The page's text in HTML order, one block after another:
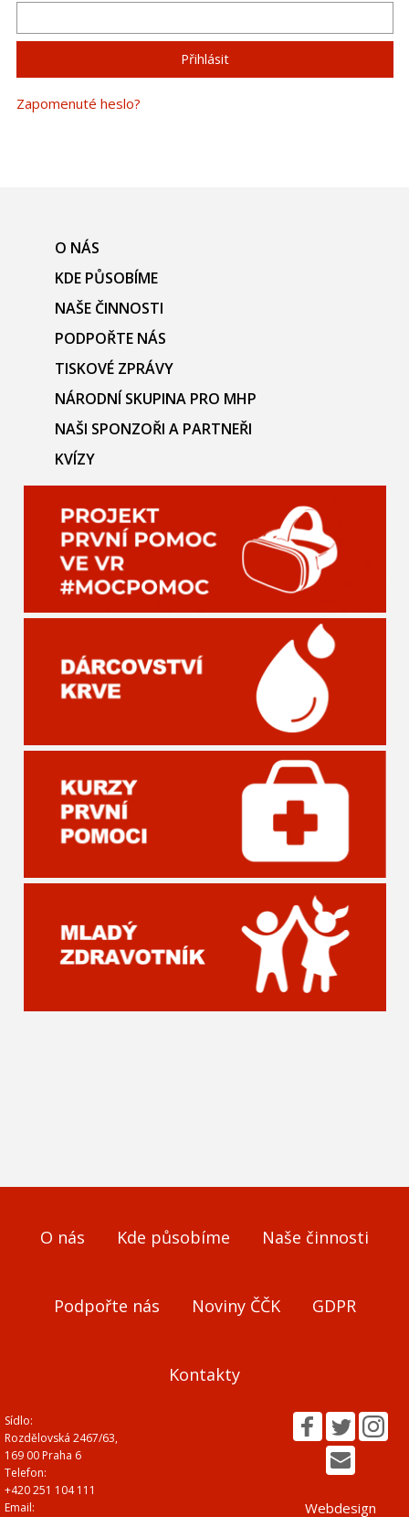
Zapomenuté heslo?
O NÁS
KDE PŮSOBÍME
NAŠE ČINNOSTI
PODPOŘTE NÁS
TISKOVÉ ZPRÁVY
NÁRODNÍ SKUPINA PRO MHP
NAŠI SPONZOŘI A PARTNEŘI
KVÍZY
O nás Kde působíme Naše činnosti
Podpořte nás Noviny ČČK GDPR
Kontakty
Sídlo:
Rozdělovská 2467/63,
169 00 Praha 6
Telefon:
+420 251 104 111
Email:
Webdesign